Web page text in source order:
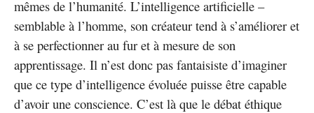
mêmes de l’humanité. L’intelligence artificielle –
semblable à l’homme, son créateur tend à s’améliorer et
à se perfectionner au fur et à mesure de son
apprentissage. Il n’est donc pas fantaisiste d’imaginer
que ce type d’intelligence évoluée puisse être capable
d’avoir une conscience. C’est là que le débat éthique